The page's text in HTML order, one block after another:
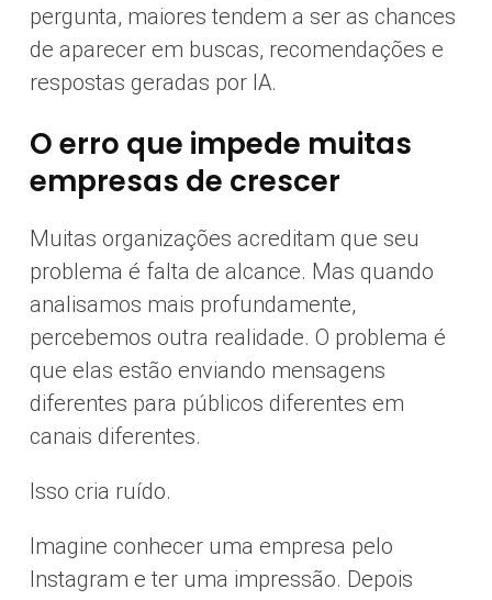
pergunta, maiores tendem a ser as chances
de aparecer em buscas, recomendações e
respostas geradas por IA.
O erro que impede muitas
empresas de crescer
Muitas organizações acreditam que seu
problema é falta de alcance. Mas quando
analisamos mais profundamente,
percebemos outra realidade. O problema é
que elas estão enviando mensagens
diferentes para públicos diferentes em
canais diferentes.
Isso cria ruído.
Imagine conhecer uma empresa pelo
Instagram e ter uma impressão. Depois